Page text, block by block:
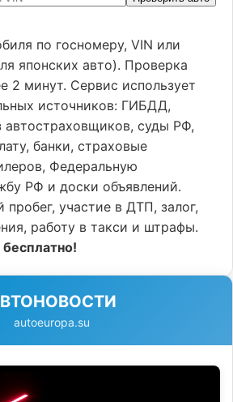
по госномеру, VIN или
японских авто). Проверка
2 минут. Сервис использует
источников: ГИБДД,
автостраховщиков, суды РФ,
банки, страховые
Федеральную
РФ и доски объявлений.
пробег, участие в ДТП, залог,
работу в такси и штрафы.
autoeuropa.su